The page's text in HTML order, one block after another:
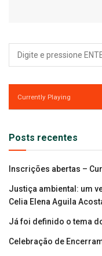
Currently Playing
Posts recentes
Inscrições abertas –
Justiça ambiental: um
Celia Elena Aguila
Já foi definido o tema
Celebração de